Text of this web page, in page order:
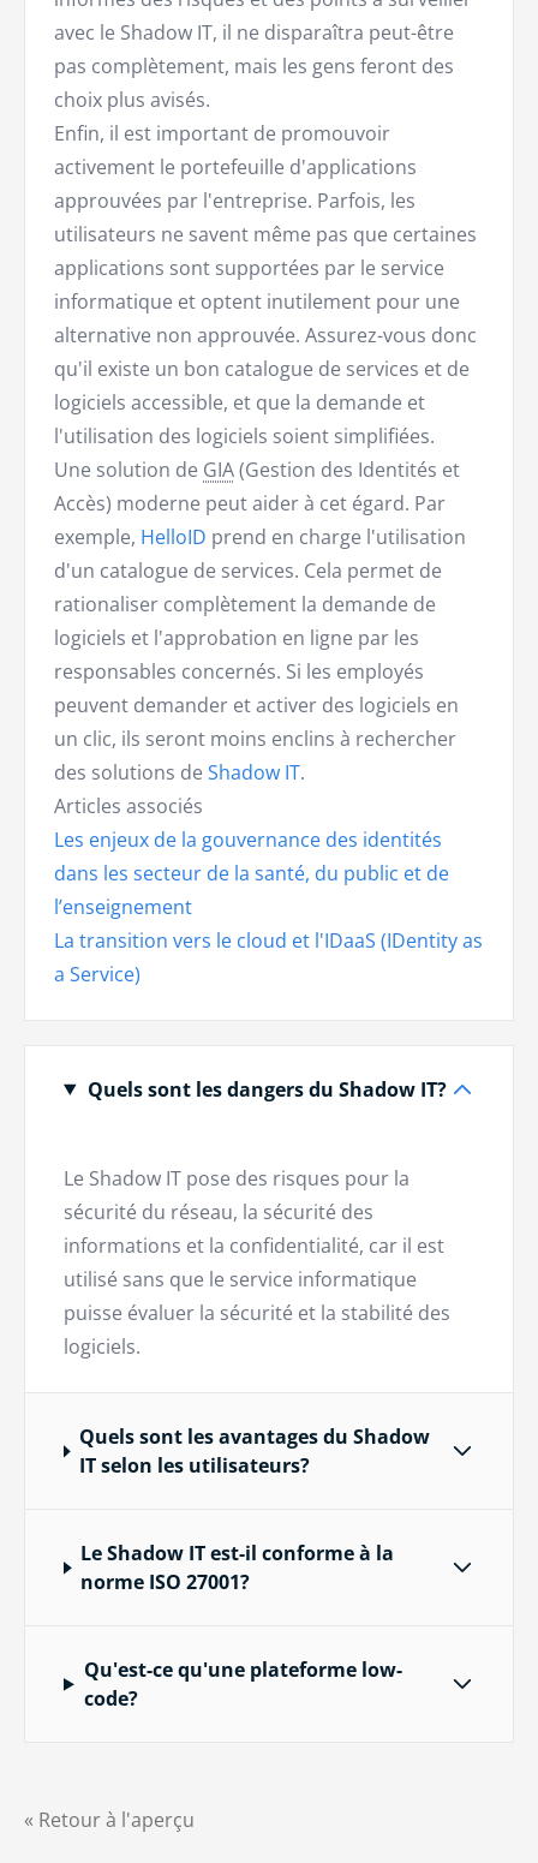
« Retour à l'aperçu
avec le Shadow IT, il ne disparaîtra peut-être
pas complètement, mais les gens feront des
choix plus avisés.
Enfin, il est important de promouvoir
activement le portefeuille d'applications
approuvées par l'entreprise. Parfois, les
utilisateurs ne savent même pas que certaines
applications sont supportées par le service
informatique et optent inutilement pour une
alternative non approuvée. Assurez-vous donc
qu'il existe un bon catalogue de services et de
logiciels accessible, et que la demande et
l'utilisation des logiciels soient simplifiées.
Une solution de GIA(Gestion des Identités et
Accès) moderne peut aider à cet égard. Par
exemple, HelloID prend en charge l'utilisation
d'un catalogue de services. Cela permet de
rationaliser complètement la demande de
logiciels et l'approbation en ligne par les
responsables concernés. Si les employés
peuvent demander et activer des logiciels en
un clic, ils seront moins enclins à rechercher
des solutions de Shadow IT.
Articles associés
Les enjeux de la gouvernance des identités
dans les secteur de la santé, du public et de
l’enseignement
La transition vers le cloud et l'IDaaS (IDentity as
a Service)
Quels sont les dangers du Shadow IT?
Le Shadow IT pose des risques pour la
sécurité du réseau, la sécurité des
informations et la confidentialité, car il est
utilisé sans que le service informatique
puisse évaluer la sécurité et la stabilité des
logiciels.
Quels sont les avantages du Shadow
IT selon les utilisateurs?
Le Shadow IT est-il conforme à la
norme ISO 27001?
Qu'est-ce qu'une plateforme low-
code?